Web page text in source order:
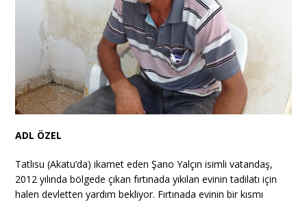
ADL ÖZEL
Tatlısu (Akatu’da) ikamet eden Şano Yalçın isimli vatandaş,
2012 yılında bölgede çıkan fırtınada yıkılan evinin tadilatı için
halen devletten yardım bekliyor. Fırtınada evinin bir kısmı